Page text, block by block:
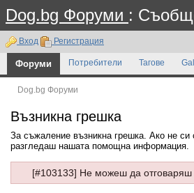
Dog.bg Форуми :
Вход Регистрация
Форуми Потребители Тагове
Dog.bg Форуми
Възникна грешка
За съжаление възникна грешка. Ако не
разгледаш нашата помощна информация.
[#103133] Не можеш да отговаряш